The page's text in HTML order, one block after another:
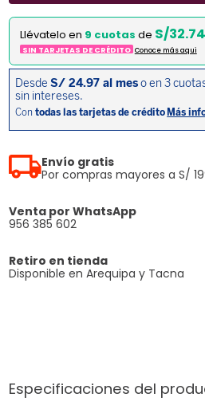
Llévatelo en 9 cuotas de S/32.74
SIN TARJETAS DE CRÉDITO Conoce más aqui
Envío gratis
Por compras mayores a S/
Venta por WhatsApp
956 385 602
Retiro en tienda
Disponible en Arequipa y Tacna
Especificaciones del